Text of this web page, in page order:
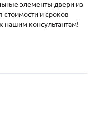
Как купить
замер
элементы двери из
стоимости и сроков
нашим консультантам!